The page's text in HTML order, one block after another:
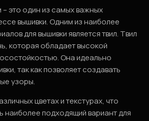
– это один из самых важных
вышивки. Одним из наиболее
для вышивки является твил. Твил
которая обладает высокой
Она идеально
так как позволяет создавать
узоры.
цветах и текстурах, что
наиболее подходящий вариант для